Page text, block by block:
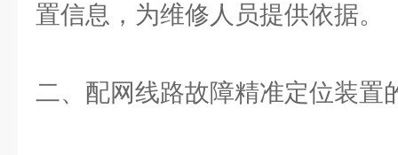
置信息，为维修人员提供依据。
二、配网线路故障精准定位装置